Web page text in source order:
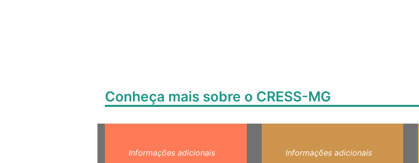
Conheça mais sobre o CRESS-MG
Informações adicionais Informações adicionais